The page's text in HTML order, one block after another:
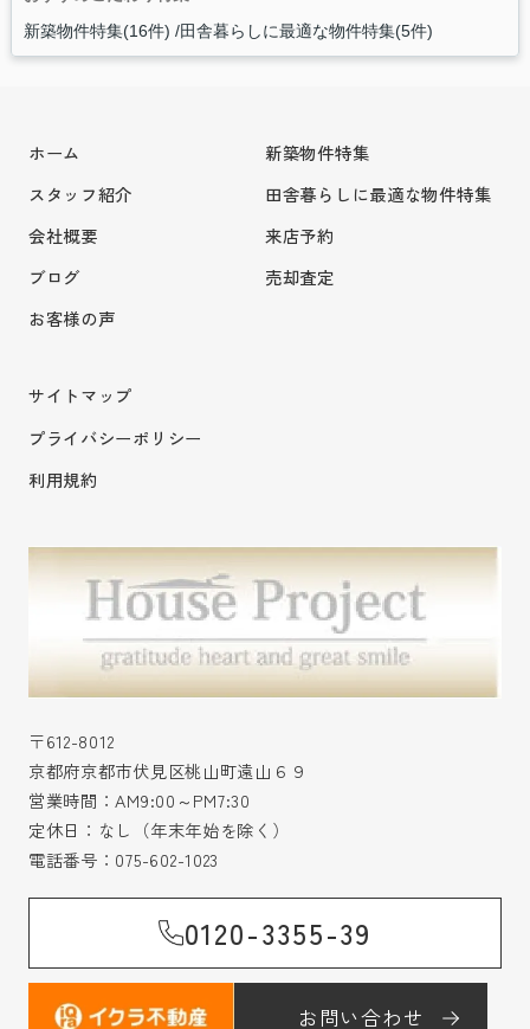
新築物件特集(16件) 田舎暮らしに最適な物件特集(5件)
ホーム
スタッフ紹介
会社概要
ブログ
お客様の声
新築物件特集
田舎暮らしに最適な物件特集
来店予約
売却査定
サイトマップ
プライバシーポリシー
利用規約
〒612-8012
京都府京都市伏見区桃山町遠山６９
営業時間：AM9:00～PM7:30
定休日：なし（年末年始を除く）
電話番号： 075-602-1023
0120-3355-39
お問い合わせ